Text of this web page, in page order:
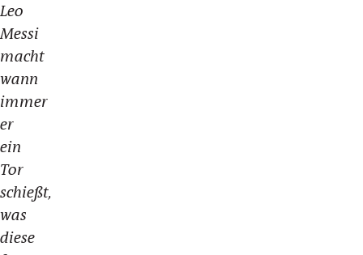
Leo
Messi
macht
wann
immer
er
ein
Tor
schießt,
was
diese